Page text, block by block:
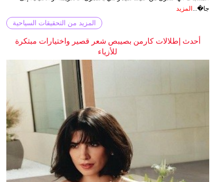
جا�... المزيد
المزيد من التحقيقات السياحية
أحدث إطلالات كارمن بصيبص شعر قصير واختيارات مبتكرة
للأزياء